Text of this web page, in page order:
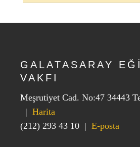
GALATASARAY
VAKFI
Meşrutiyet Cad. No:47 34443
| Harita
(212) 293 43 10 | E-posta